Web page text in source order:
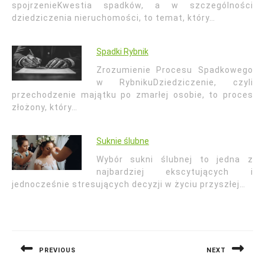
spojrzenieKwestia spadków, a w szczególności
dziedziczenia nieruchomości, to temat, który…
Spadki Rybnik
Zrozumienie Procesu Spadkowego
w RybnikuDziedziczenie, czyli
przechodzenie majątku po zmarłej osobie, to proces
złożony, który…
Suknie ślubne
Wybór sukni ślubnej to jedna z
najbardziej ekscytujących i
jednocześnie stresujących decyzji w życiu przyszłej…
PREVIOUS NEXT